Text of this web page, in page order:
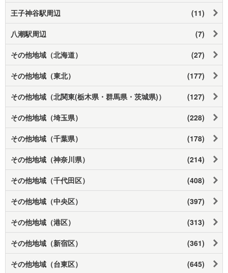
王子神谷駅周辺 (11)
八潮駅周辺 (7)
その他地域（北海道） (27)
その他地域（東北） (177)
その他地域（北関東(栃木県・群馬県・茨城県)） (127)
その他地域（埼玉県） (228)
その他地域（千葉県） (178)
その他地域（神奈川県） (214)
その他地域（千代田区） (408)
その他地域（中央区） (397)
その他地域（港区） (313)
その他地域（新宿区） (361)
その他地域（台東区） (645)